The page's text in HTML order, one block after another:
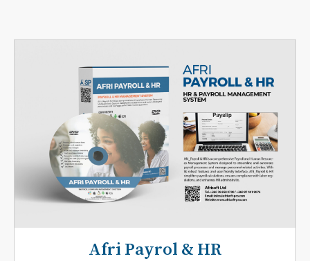
Afri Payrol & HR